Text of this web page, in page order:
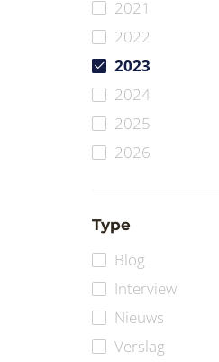
2021
2022
2023
2024
2025
2026
Type
Blog
Interview
Nieuws
Verslag